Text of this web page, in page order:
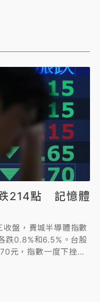
97.1億元，季增
，季增約44%，年增
年增約80%、合併稅
年增約167%，每股純
。
214點 記憶體
收盤，費城半導體指數
跌0.8%和6.5%。台股
元，指數一度下挫近
軌衛星及載板族群皆